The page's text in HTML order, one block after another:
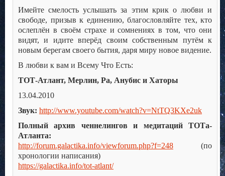
Имейте смелость услышать за этим крик о любви и
свободе, призыв к единению, благословляйте тех, кто
ослеплён в своём страхе и сомнениях в том, что они
видят, и идите вперёд своим собственным путём к
новым берегам своего бытия, даря миру новое видение.
В любви к вам и Всему Что Есть:
ТОТ-Атлант, Мерлин, Ра, Анубис и Хаторы
13.04.2010
Звук: http://www.youtube.com/watch?v=NtTQ3KXe2uk
Полный архив ченнелингов и медитаций ТОТа-
Атланта:
http://forum.galactika.info/viewforum.php?f=248 (по
хронологии написания)
https://galactika.info/tot-atlant/